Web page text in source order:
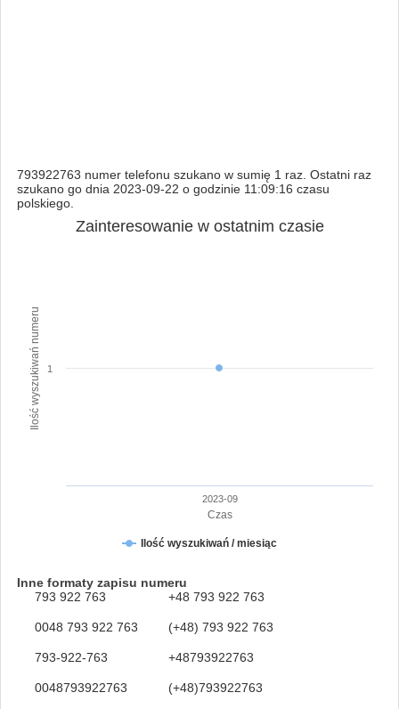
793922763 numer telefonu szukano w sumię 1 raz. Ostatni raz
szukano go dnia 2023-09-22 o godzinie 11:09:16 czasu
polskiego.
Czas
Ilość wyszukiwań numeru
Zainteresowanie w ostatnim czasie
Ilość wyszukiwań / miesiąc
2023-09
1
Inne formaty zapisu numeru
793 922 763
+48 793 922 763
0048 793 922 763 (+48) 793 922 763
793-922-763 +48793922763
0048793922763 (+48)793922763